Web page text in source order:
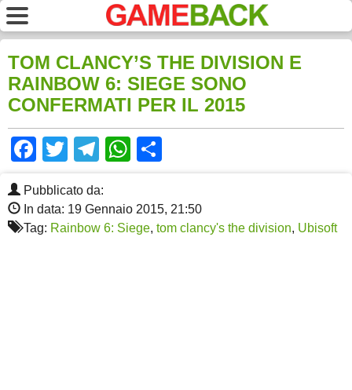
TOM CLANCY’S THE DIVISION E
RAINBOW 6: SIEGE SONO
CONFERMATI PER IL 2015
Facebook
TwitterTelegram
WhatsApp
Pubblicato da:
In data: 19 Gennaio 2015, 21:50
Tag: Rainbow 6: Siege, tom clancy's the division, Ubisoft